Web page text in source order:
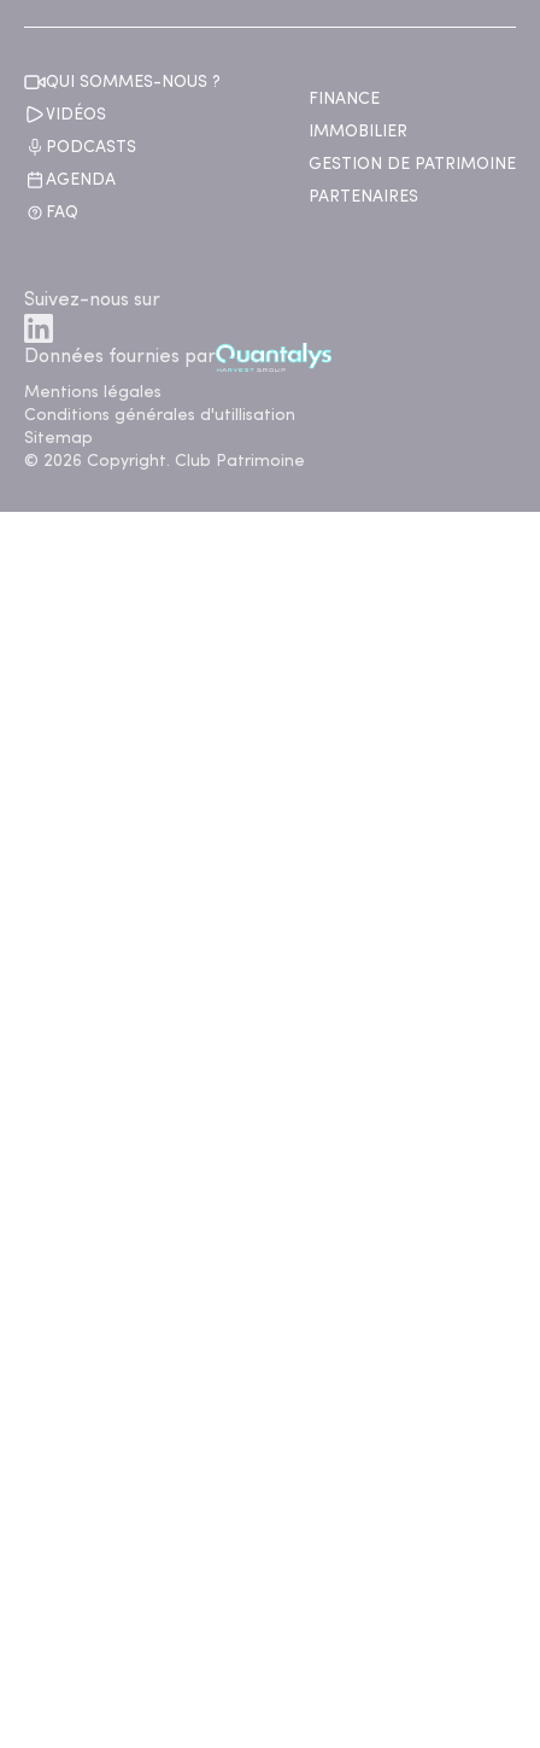
QUI SOMMES-NOUS ?
VIDÉOS
PODCASTS
AGENDA
FAQ
FINANCE
IMMOBILIER
GESTION DE PATRIMOINE
PARTENAIRES
Suivez-nous sur
Données fournies par
Mentions légales
Conditions générales d'utillisation
Sitemap
© 2026 Copyright. Club Patrimoine